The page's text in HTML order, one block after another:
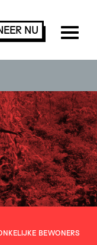
NU
BEWONERS